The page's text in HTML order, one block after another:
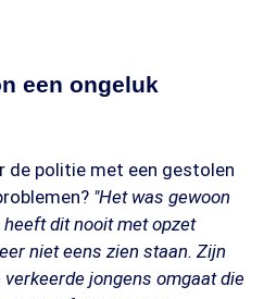
een ongeluk
de politie met een gestolen
"Het was gewoon
dit nooit met opzet
niet eens zien staan. Zijn
jongens omgaat die